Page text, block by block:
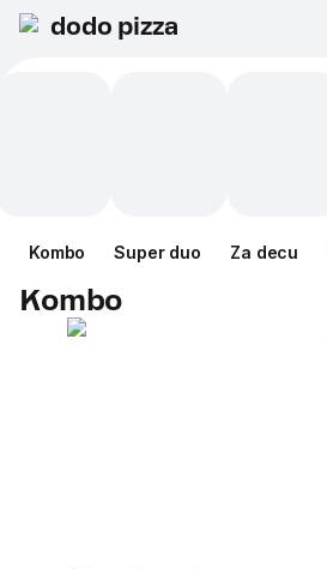
dodo pizza
Kombo Super duo Za decu
Kombo